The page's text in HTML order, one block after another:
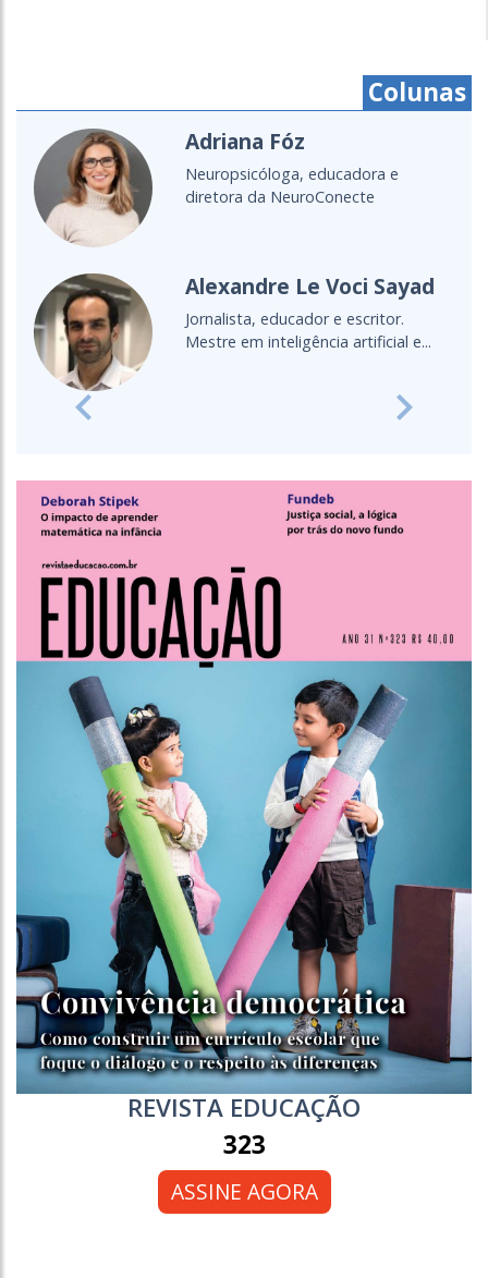
Colunas
Adriana Fóz
Neuropsicóloga, educadora e
diretora da NeuroConecte
Alexandre Le Voci Sayad
Jornalista, educador e escritor.
Mestre em inteligência artificial e...
Previous Next
REVISTA EDUCAÇÃO
323
ASSINE AGORA